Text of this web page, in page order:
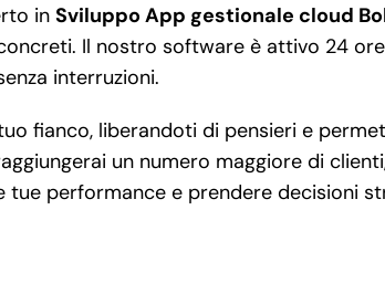
in Sviluppo App gestionale cloud
Il nostro software è attivo 24
interruzioni.
fianco, liberandoti di pensieri e
un numero maggiore di
performance e prendere decisioni